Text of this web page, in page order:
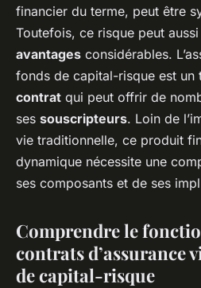
financier du terme, peut être
Toutefois, ce risque peut
avantages considérables.
fonds de capital-risque est un
contrat qui peut offrir de
ses souscripteurs. Loin de
vie traditionnelle, ce produit
dynamique nécessite une
ses composants et de ses
Comprendre le
contrats d’assurance
de capital-risque